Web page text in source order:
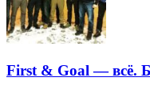
First & Goal — всё.